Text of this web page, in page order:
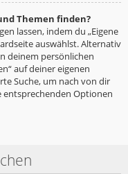
Themen finden?
lassen, indem du „Eigene
auswählst. Alternativ
deinem persönlichen
auf deiner eigenen
Suche, um nach von dir
entsprechenden Optionen